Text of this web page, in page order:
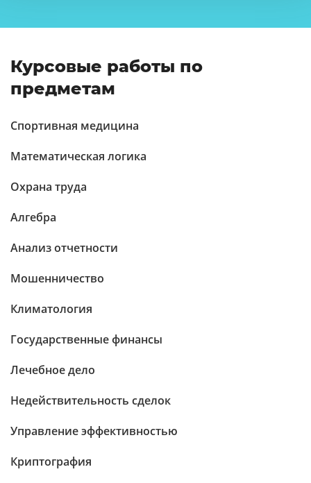
Курсовые работы по
предметам
Спортивная медицина
Математическая логика
Охрана труда
Алгебра
Анализ отчетности
Мошенничество
Климатология
Государственные финансы
Лечебное дело
Недействительность сделок
Управление эффективностью
Криптография